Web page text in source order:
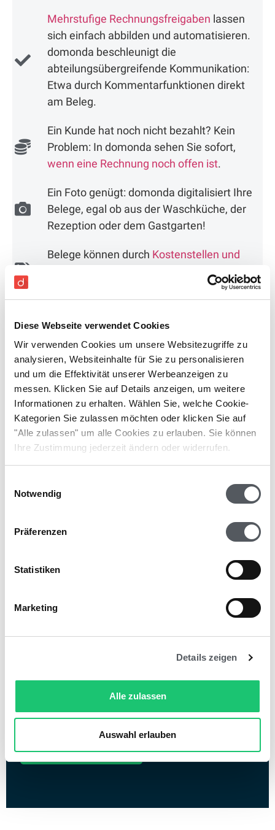
Diese Webseite verwendet Cookies
Wir verwenden Cookies um unsere Websitezugriffe zu
analysieren, Websiteinhalte für Sie zu personalisieren
und um die Effektivität unserer Werbeanzeigen zu
messen. Klicken Sie auf Details anzeigen, um weitere
Informationen zu erhalten. Wählen Sie, welche Cookie-
Kategorien Sie zulassen möchten oder klicken Sie auf
"Alle zulassen" um alle Cookies zu erlauben. Sie können
Ihre Zustimmung jederzeit ändern oder widerrufen.
Notwendig
Präferenzen
Statistiken
Marketing
Details zeigen
Alle zulassen
Auswahl erlauben
Mehrstufige Rechnungsfreigaben lassen
sich einfach abbilden und automatisieren.
domonda beschleunigt die
abteilungsübergreifende Kommunikation:
Etwa durch Kommentarfunktionen direkt
am Beleg.
Ein Kunde hat noch nicht bezahlt? Kein
Problem: In domonda sehen Sie sofort,
wenn eine Rechnung noch offen ist.
Ein Foto genügt: domonda digitalisiert Ihre
Belege, egal ob aus der Waschküche, der
Rezeption oder dem Gastgarten!
Belege können durch Kostenstellen und
Abteilungen zugewiesen werden.
Alle domonda Funktionen
Success Story
Digitale Rechnungsfreigaben
bei einer Hotelgruppe im
Luxussegment
mehrstufige Rechnungsfreigaben regelbasiert über
mehrere Standorte hinweg mithilfe von domonda
Lernen Sie smartes
digitale Rechnungsfreigaben
für Touristik & Hotellerie
Beratung buchen